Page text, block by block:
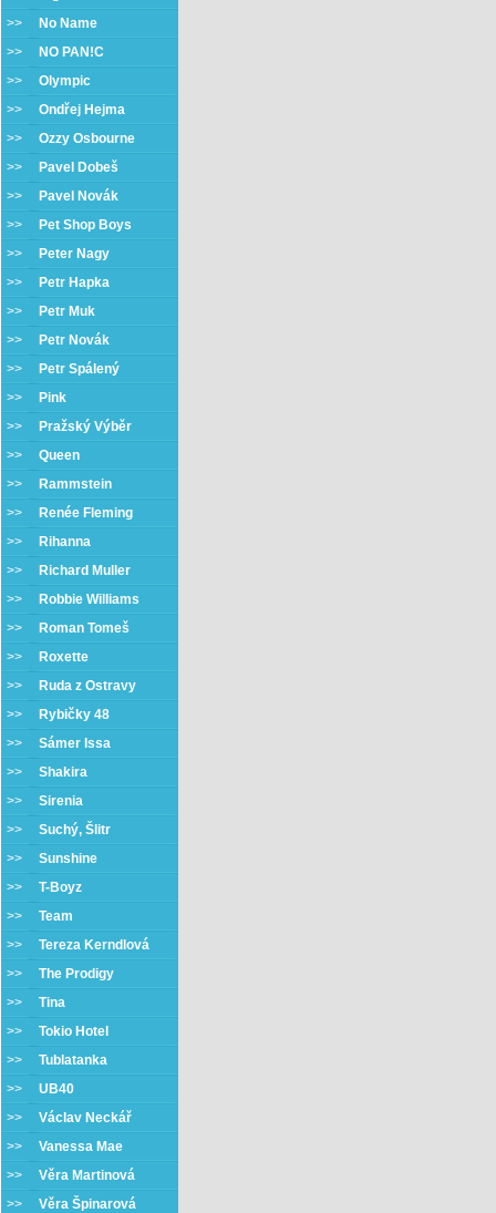
>>
No Name
>>
NO PAN!C
>> Olympic
>> Ondřej Hejma
>> Ozzy Osbourne
>>
Pavel Dobeš
>>
Pavel Novák
>>
Pet Shop Boys
>>
Peter Nagy
>>
Petr Hapka
>>
Petr Muk
>>
Petr Novák
>>
Petr Spálený
>>
Pink
>>
Pražský Výběr
>> Queen
>>
Rammstein
>>
Renée Fleming
>>
Rihanna
>>
Richard Muller
>>
Robbie Williams
>>
Roman Tomeš
>>
Roxette
>>
Ruda z Ostravy
>>
Rybičky 48
>> Sámer Issa
>> Shakira
>> Sirenia
>> Suchý, Šlitr
>> Sunshine
>> T-Boyz
>> Team
>> Tereza Kerndlová
>> The Prodigy
>> Tina
>> Tokio Hotel
>> Tublatanka
>> UB40
>> Václav Neckář
>> Vanessa Mae
>> Věra Martinová
>> Věra Špinarová